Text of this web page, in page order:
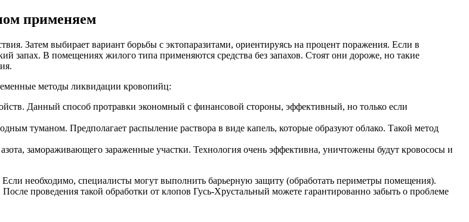
применяем
Затем выбирает вариант борьбы с эктопаразитами, ориентируясь на процент поражения. Если в
запах. В помещениях жилого типа применяются средства без запахов. Стоят они дороже, но такие
методы ликвидации кровопийц:
Данный способ протравки экономный с финансовой стороны, эффективный, но только если
туманом. Предполагает распыление раствора в виде капель, которые образуют облако. Такой метод
замораживающего зараженные участки. Технология очень эффективна, уничтожены будут кровососы и
необходимо, специалисты могут выполнить барьерную защиту (обработать периметры помещения).
проведения такой обработки от клопов Гусь-Хрустальный можете гарантированно забыть о проблеме